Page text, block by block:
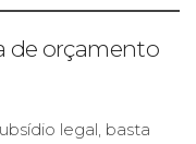
de orçamento
legal, basta